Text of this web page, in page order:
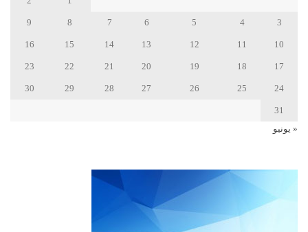
3
4
5
6
7
8
9
10
11
12
13
14
15
16
17
18
19
20
21
22
23
24
25
26
27
28
29
30
31
« يونيو